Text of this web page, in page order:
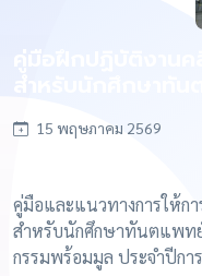
15 พฤษภาคม 2569
คู่มือและแนวทางการให้ก
สำหรับนักศึกษาทันตแพท
กรรมพร้อมมูล ประจำปีกา